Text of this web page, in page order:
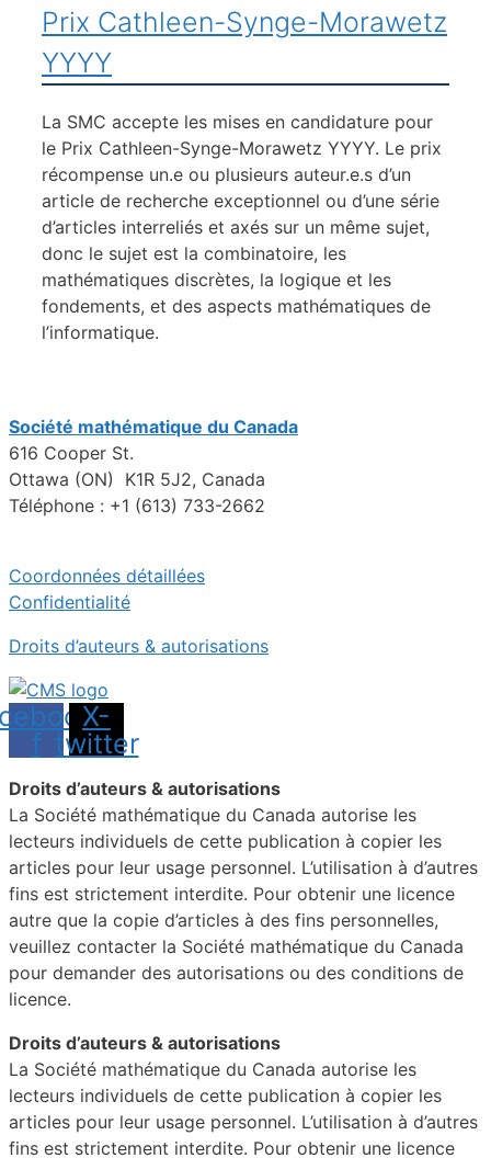
Prix Cathleen-Synge-Morawetz
YYYY
La SMC accepte les mises en candidature pour
le Prix Cathleen-Synge-Morawetz YYYY. Le prix
récompense un.e ou plusieurs auteur.e.s d’un
article de recherche exceptionnel ou d’une série
d’articles interreliés et axés sur un même sujet,
donc le sujet est la combinatoire, les
mathématiques discrètes, la logique et les
fondements, et des aspects mathématiques de
l’informatique.
Société mathématique du Canada
616 Cooper St.
Ottawa (ON) K1R 5J2, Canada
Téléphone : +1 (613) 733-2662
Coordonnées détaillées
Confidentialité
Droits d’auteurs & autorisations
f
X-
twitter
Droits d’auteurs & autorisations
La Société mathématique du Canada autorise les
lecteurs individuels de cette publication à copier les
articles pour leur usage personnel. L’utilisation à d’autres
fins est strictement interdite. Pour obtenir une licence
autre que la copie d’articles à des fins personnelles,
veuillez contacter la Société mathématique du Canada
pour demander des autorisations ou des conditions de
licence.
Droits d’auteurs & autorisations
La Société mathématique du Canada autorise les
lecteurs individuels de cette publication à copier les
articles pour leur usage personnel. L’utilisation à d’autres
fins est strictement interdite. Pour obtenir une licence